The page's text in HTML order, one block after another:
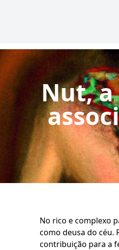
Nut, a
No rico e complexo
como deusa do céu.
contribuição para a